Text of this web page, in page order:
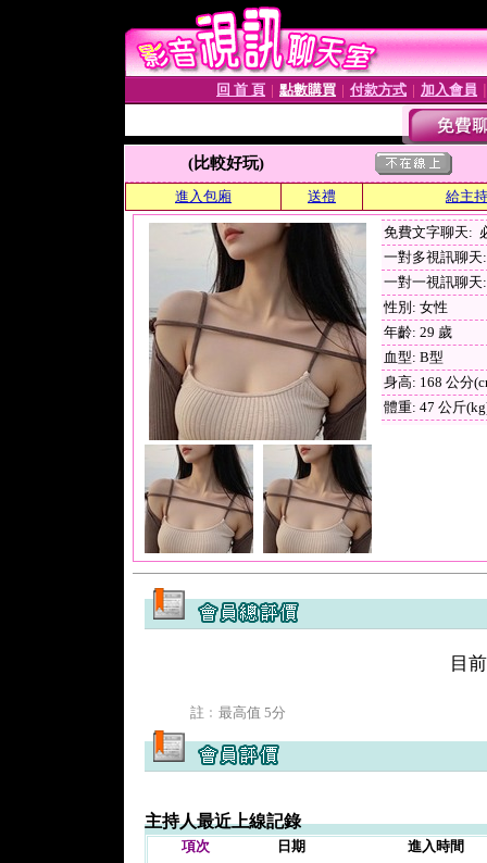
回 首 頁 點數購買 付款方式 加入會員
(比較好玩)
進入包廂 送禮 給主
免費文字聊天:
一對多視訊聊天
一對一視訊聊天
性別: 女性
年齡: 29 歲
血型: B型
身高: 168 公分
體重: 47 公斤
目
註﹕最高值 5分
主持人最近上線記錄
項次 日期 進入時間